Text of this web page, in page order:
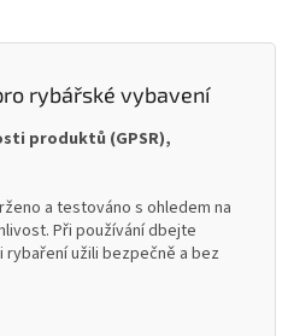
rybářské vybavení
produktů (GPSR),
a testováno s ohledem na
Při používání dbejte
užili bezpečně a bez